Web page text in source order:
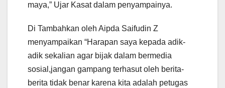
maya,” Ujar Kasat dalam penyampainya.
Di Tambahkan oleh Aipda Saifudin Z
menyampaikan “Harapan saya kepada adik-
adik sekalian agar bijak dalam bermedia
sosial,jangan gampang terhasut oleh berita-
berita tidak benar karena kita adalah petugas